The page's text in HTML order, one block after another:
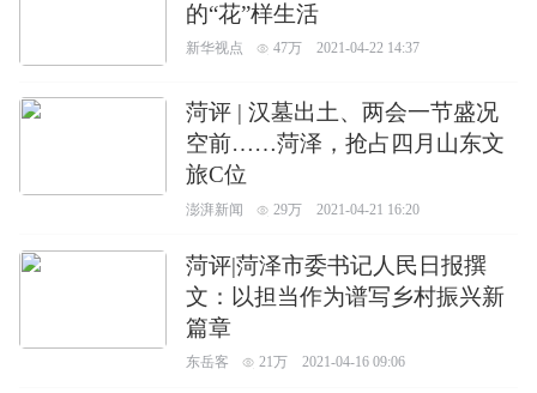
的“花”样生活
新华视点 47万 2021-04-22 14:37
菏评 | 汉墓出土、两会一节盛况
空前……菏泽，抢占四月山东文
旅C位
澎湃新闻 29万 2021-04-21 16:20
菏评|菏泽市委书记人民日报撰
文：以担当作为谱写乡村振兴新
篇章
东岳客 21万 2021-04-16 09:06